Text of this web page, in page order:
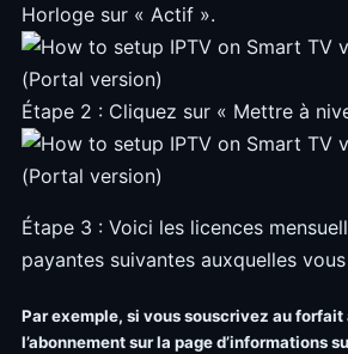
Horloge sur « Actif ».
Étape 2 : Cliquez sur « Mettre à
Étape 3 : Voici les licences
payantes suivantes auxquelles
Par exemple, si vous souscrivez au
l’abonnement sur la page d’informations